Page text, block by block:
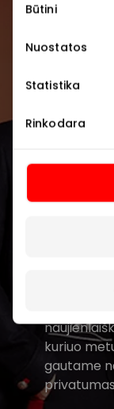
pasirinkimas
Būtini
Nuostatos
Statistika
Rinkodara
renginius ir
PPC
kuriuo
gautame